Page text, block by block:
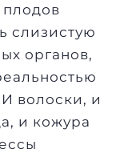
плодов
слизистую
органов,
волоски, и
и кожура